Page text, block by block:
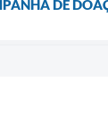
DE